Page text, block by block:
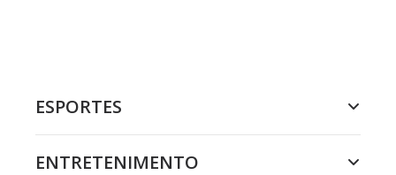
ESPORTES
ENTRETENIMENTO